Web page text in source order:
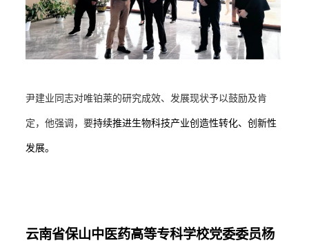
尹建业同志对唯铂莱的研究成效、发展现状予以鼓励及肯
定，他强调，要持续推进生物科技产业创造性转化、创新性
发展。
云南省保山中医药高等专科学校党委委员杨